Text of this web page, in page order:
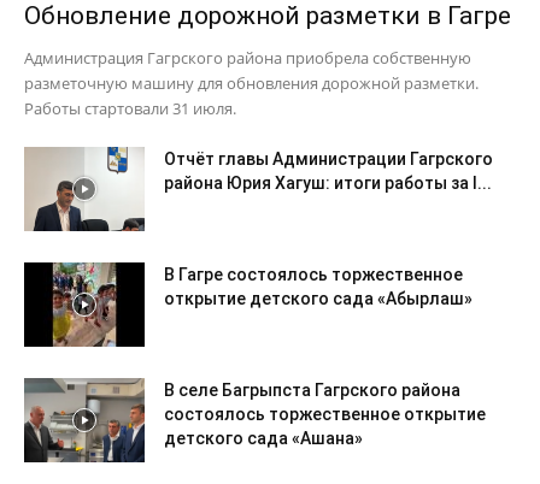
Обновление дорожной разметки в Гагре
Администрация Гагрского района приобрела собственную
разметочную машину для обновления дорожной разметки.
Работы стартовали 31 июля.
Отчёт главы Администрации Гагрского
района Юрия Хагуш: итоги работы за I...
В Гагре состоялось торжественное
открытие детского сада «Абырлаш»
В селе Багрыпста Гагрского района
состоялось торжественное открытие
детского сада «Ашана»